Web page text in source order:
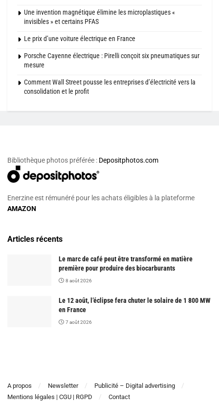
Une invention magnétique élimine les microplastiques «
invisibles » et certains PFAS
Le prix d’une voiture électrique en France
Porsche Cayenne électrique : Pirelli conçoit six pneumatiques sur
mesure
Comment Wall Street pousse les entreprises d’électricité vers la
consolidation et le profit
Bibliothèque photos préférée : Depositphotos.com
Enerzine est rémunéré pour les achats éligibles à la plateforme
AMAZON
Articles récents
Le marc de café peut être transformé en matière
première pour produire des biocarburants
8 août 2026
Le 12 août, l’éclipse fera chuter le solaire de 1 800 MW
en France
7 août 2026
A propos Newsletter
Publicité – Digital advertising
Mentions légales | CGU | RGPD
Contact